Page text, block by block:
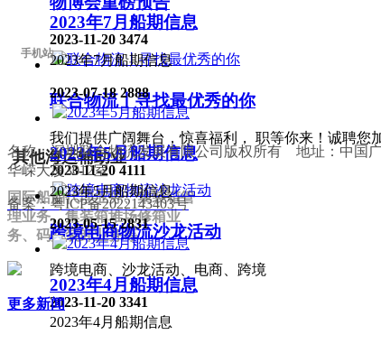
其他海运辅助业
国际船舶代理业务、集装箱管
理业务、集装箱堆场修箱业
务、码头装卸业务等
2023-11-20 3474
联合物流丨寻找最优秀的你
我们提供广阔舞台，惊喜福利， 职等你来！诚聘您
2023-11-20 4111
跨境电商物流沙龙活动
跨境电商、沙龙活动、电商、跨境
2023-11-20 3341
2023年7月船期信息
2023年7月船期信息
2023-07-18 2888
2023年5月船期信息
2023年5月船期信息
2023-05-15 2831
2023年4月船期信息
2023年4月船期信息
更多新闻
手机站
名称：深圳联合物流发展有限公司版权所有 地址：中国
华嵘大厦3012室
备案：粤ICP备2022143403号